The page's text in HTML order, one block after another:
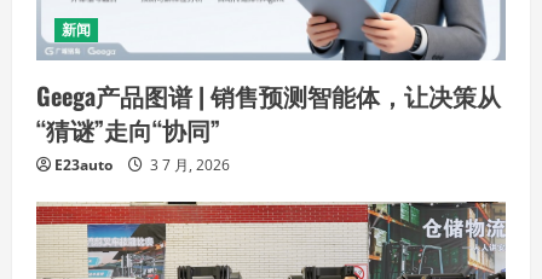
新闻
Geega产品图谱 | 销售预测智能体，让决策从
“猜谜”走向“协同”
E23auto 3 7 月, 2026